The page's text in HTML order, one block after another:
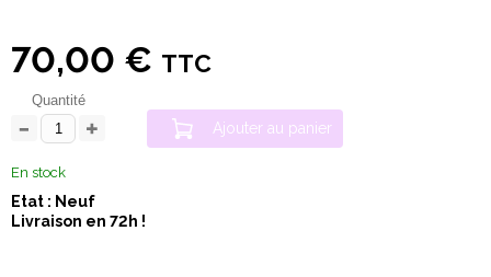
70,00 € TTC
Quantité
Ajouter au panier
En stock
Etat : Neuf
Livraison en 72h !